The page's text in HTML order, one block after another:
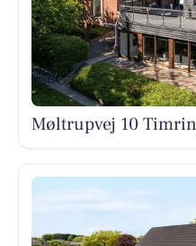
Møltrupvej 10